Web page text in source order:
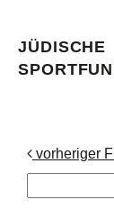
JÜDISCHE
vorheriger